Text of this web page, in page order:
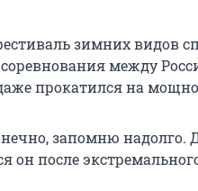
зимних видов
между
прокатился на
запомню надолго.
он после